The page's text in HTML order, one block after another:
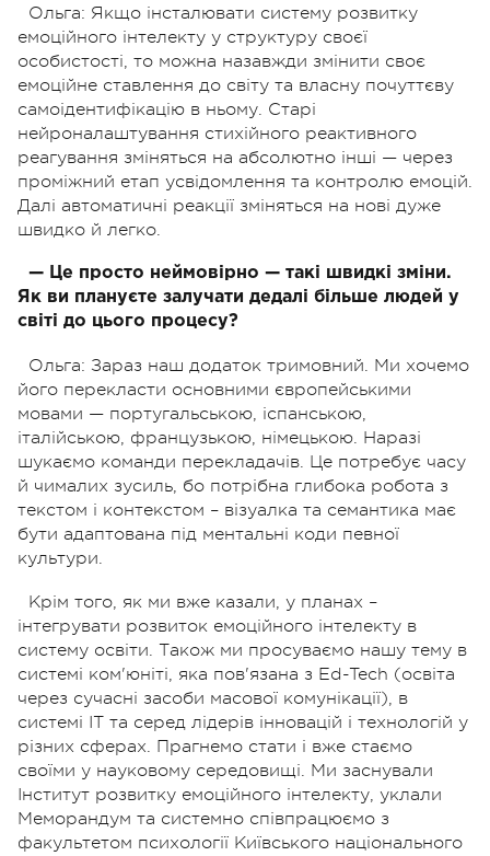
Ольга: Якщо інсталювати систему розвитку
емоційного інтелекту у структуру своєї
особистості, то можна назавжди змінити своє
емоційне ставлення до світу та власну почуттєву
самоідентифікацію в ньому. Старі
нейроналаштування стихійного реактивного
реагування зміняться на абсолютно інші — через
проміжний етап усвідомлення та контролю емоцій.
Далі автоматичні реакції зміняться на нові дуже
швидко й легко.
— Це просто неймовірно — такі швидкі зміни.
Як ви плануєте залучати дедалі більше людей у
світі до цього процесу?
Ольга: Зараз наш додаток тримовний. Ми хочемо
його перекласти основними європейськими
мовами — португальською, іспанською,
італійською, французькою, німецькою. Наразі
шукаємо команди перекладачів. Це потребує часу
й чималих зусиль, бо потрібна глибока робота з
текстом і контекстом – візуалка та семантика має
бути адаптована під ментальні коди певної
культури.
Крім того, як ми вже казали, у планах –
інтегрувати розвиток емоційного інтелекту в
систему освіти. Також ми просуваємо нашу тему в
системі ком'юніті, яка пов'язана з Ed-Tech (освіта
через сучасні засоби масової комунікації), в
системі ІТ та серед лідерів інновацій і технологій у
різних сферах. Прагнемо стати і вже стаємо
своїми у науковому середовищі. Ми заснували
Інститут розвитку емоційного інтелекту, уклали
Меморандум та системно співпрацюємо з
факультетом психології Київського національного